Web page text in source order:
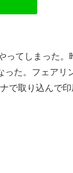
てしまった。
た。フェアリ
で取り込んで印